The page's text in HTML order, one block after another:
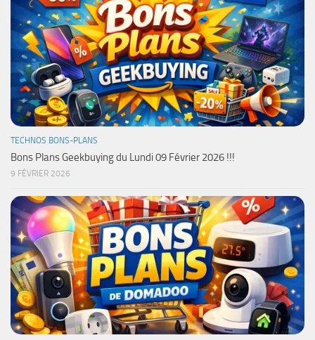
TECHNOS BONS-PLANS
Bons Plans Geekbuying du Lundi 09 Février 2026 !!!
9 FÉVRIER 2026